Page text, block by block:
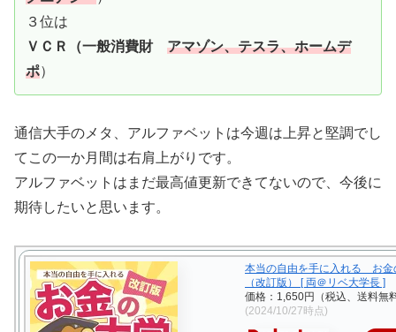
３位は
ＶＣＲ（一般消費財 アマゾン、テスラ、ホームデ
ポ）
通信大手のメタ、アルファベットは今週は上昇と堅調でし
てこの一か月間は右肩上がりです。
アルファベットはまだ最高値更新できてないので、今後に
期待したいと思います。
本当の自由を手に入れる お金
（改訂版） [ 両＠リベ大学長 ]
価格：1,650円（税込、送料無
(2024/10/27時点)